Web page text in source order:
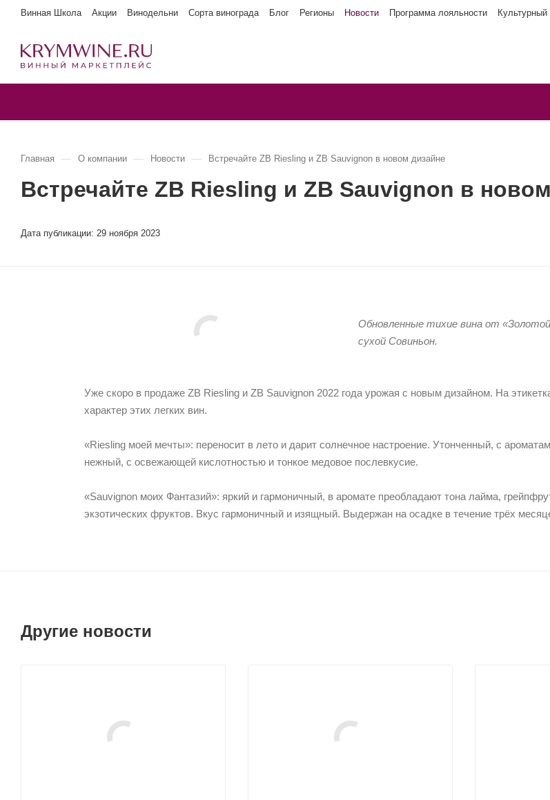
Винная Школа Акции Винодельни Сорта винограда Блог Регионы Новости Программа лояльности Культурный
Главная — О компании — Новости — Встречайте ZB Riesling и ZB Sauvignon в новом дизайне
Встречайте ZB Riesling и ZB Sauvignon в
Дата публикации: 29 ноября 2023
Обновленные тихие вина от «Золотой
сухой Совиньон.
Уже скоро в продаже ZB Riesling и ZB Sauvignon 2022 года урожая с новым дизайном. На
характер этих легких вин.
«Riesling моей мечты»: переносит в лето и дарит солнечное настроение. Утонченный, с
нежный, с освежающей кислотностью и тонкое медовое послевкусие.
«Sauvignon моих Фантазий»: яркий и гармоничный, в аромате преобладают тона лайма,
экзотических фруктов. Вкус гармоничный и изящный. Выдержан на осадке в течение трёх
Другие новости